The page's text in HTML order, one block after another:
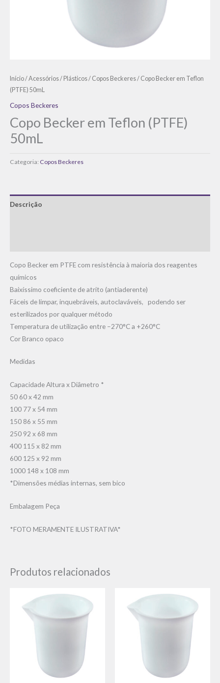
Início/Acessórios/ Plásticos/ Copos Beckeres/ Copo Becker em Teflon
(PTFE) 50mL
Copos Beckeres
Copo Becker em Teflon (PTFE)
50mL
Categoria: Copos Beckeres
Descrição
Copo Becker em PTFE com resistência à maioria dos reagentes
químicos
Baixíssimo coeficiente de atrito (antiaderente)
Fáceis de limpar, inquebráveis, autoclaváveis, podendo ser
esterilizados por qualquer método
Temperatura de utilização entre –270°C a +260°C
Cor Branco opaco
Medidas
Capacidade Altura x Diâmetro *
50 60 x 42 mm
100 77 x 54 mm
150 86 x 55 mm
250 92 x 68 mm
400 115 x 82 mm
600 125 x 92 mm
1000 148 x 108 mm
*Dimensões médias internas, sem bico
Embalagem Peça
*FOTO MERAMENTE ILUSTRATIVA*
Produtos relacionados